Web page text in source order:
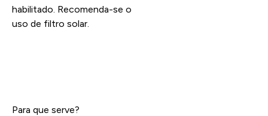
habilitado. Recomenda-se o
uso de filtro solar.
Para que serve?